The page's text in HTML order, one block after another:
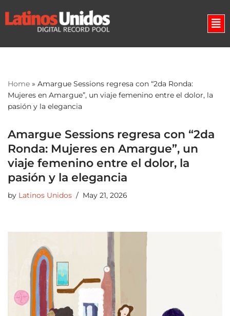
Skip
Home » Amargue Sessions regresa con “2da Ronda:
Mujeres en Amargue”, un viaje femenino entre el dolor, la
pasión y la elegancia
Amargue Sessions regresa con “2da
Ronda: Mujeres en Amargue”, un
viaje femenino entre el dolor, la
pasión y la elegancia
by Latinos Unidos May 21, 2026